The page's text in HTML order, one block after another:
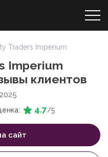
Traders Imperium
Imperium
клиентов
4.7/5
сайт